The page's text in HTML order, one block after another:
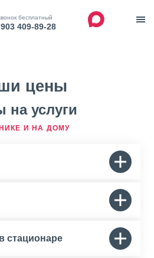
бесплатный
409-89-28
цены
на услуги
И НА ДОМУ
стационаре